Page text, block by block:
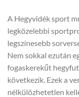
A Hegyvidék sport
legközelebbi
legszínesebb
Nem sokkal ezután
fogaskerekűt
következik. Ezek a
nélkülözhetetlen